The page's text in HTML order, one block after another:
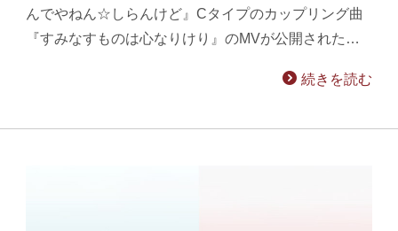
んでやねん☆しらんけど』Cタイプのカップリング曲
『すみなすものは心なりけり』のMVが公開された…
続きを読む